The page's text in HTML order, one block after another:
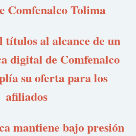
Comfenalco Tolima
títulos al alcance de un
digital de Comfenalco
su oferta para los
afiliados
mantiene bajo presión